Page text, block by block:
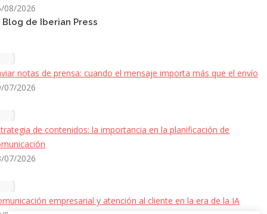
08/2026
Blog de Iberian Press
notas de prensa: cuando el mensaje importa más que el envío
07/2026
de contenidos: la importancia en la planificación de
07/2026
empresarial y atención al cliente en la era de la IA